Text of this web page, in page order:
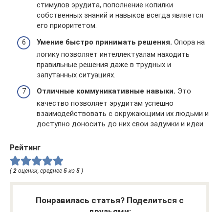
стимулов эрудита, пополнение копилки
собственных знаний и навыков всегда является
его приоритетом.
Умение быстро принимать решения. Опора на
логику позволяет интеллектуалам находить
правильные решения даже в трудных и
запутанных ситуациях.
Отличные коммуникативные навыки. Это
качество позволяет эрудитам успешно
взаимодействовать с окружающими их людьми и
доступно доносить до них свои задумки и идеи.
Рейтинг
( 2 оценки, среднее 5 из 5 )
Понравилась статья? Поделиться с